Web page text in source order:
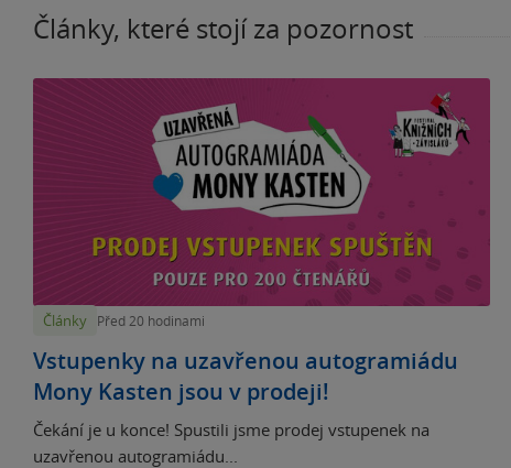
Články, které stojí za pozornost
Články Před 20 hodinami
Vstupenky na uzavřenou autogramiádu
Mony Kasten jsou v prodeji!
Čekání je u konce! Spustili jsme prodej vstupenek na
uzavřenou autogramiádu...